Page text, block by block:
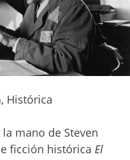
Histórica
mano de Steven
ficción histórica El